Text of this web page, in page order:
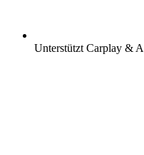
Unterstützt Carplay &